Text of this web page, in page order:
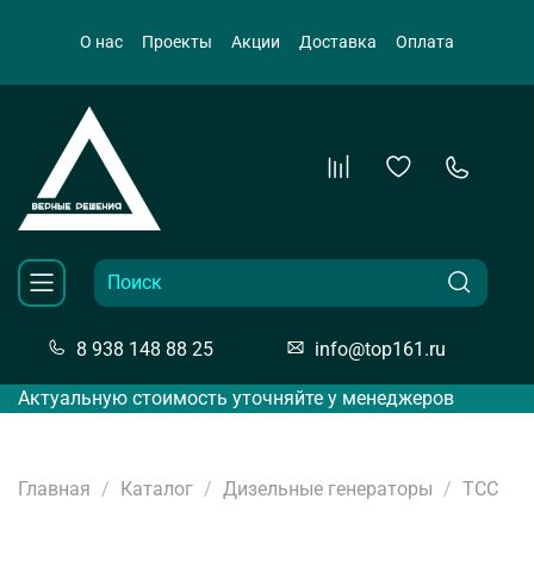
О нас Проекты Акции Доставка Оплата
8 938 148 88 25 info@top161.ru
Актуальную стоимость уточняйте у менеджеров
Главная Каталог Дизельные генераторы ТСС